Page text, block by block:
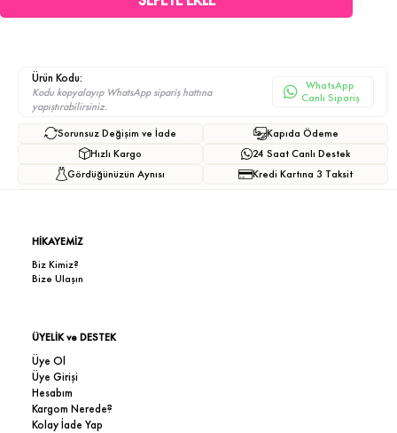
Ürün Kodu:
Kodu kopyalayıp WhatsApp sipariş hattına
yapıştırabilirsiniz.
WhatsApp
Canlı Sipariş
Sorunsuz Değişim ve İade
Hızlı Kargo
Gördüğünüzün Aynısı
Kapıda Ödeme
24 Saat Canlı Destek
Kredi Kartına 3 Taksit
HİKAYEMİZ
Biz Kimiz?
Bize Ulaşın
ÜYELİK ve DESTEK
Üye Ol
Üye Girişi
Hesabım
Kargom Nerede?
Kolay İade Yap